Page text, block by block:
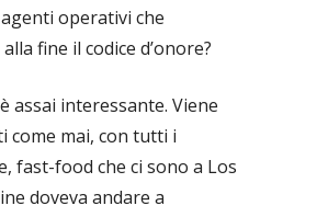
operativi che
fine il codice d’onore?
assai interessante. Viene
come mai, con tutti i
fast-food che ci sono a Los
doveva andare a